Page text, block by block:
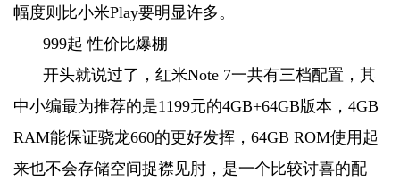
幅度则比小米Play要明显许多。
999起 性价比爆棚
开头就说过了，红米Note 7一共有三档配置，其
中小编最为推荐的是1199元的4GB+64GB版本，4GB
RAM能保证骁龙660的更好发挥，64GB ROM使用起
来也不会存储空间捉襟见肘，是一个比较讨喜的配